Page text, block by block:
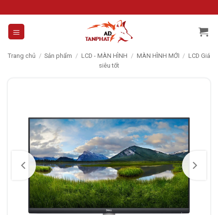
to
content
Trang chủ / Sản phẩm / LCD - MÀN HÌNH / MÀN HÌNH MỚI / LCD Giá
siêu tốt